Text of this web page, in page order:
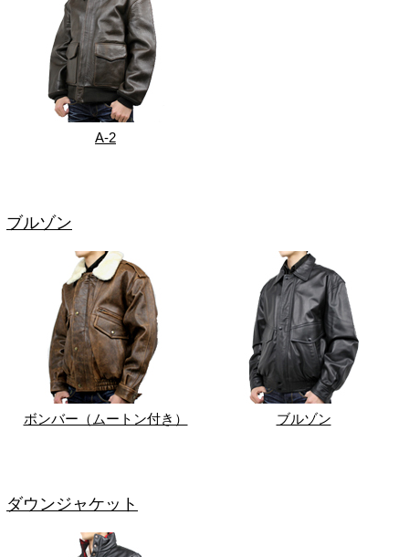
A-2
ブルゾン
ボンバー（ムートン付き） ブルゾン
ダウンジャケット